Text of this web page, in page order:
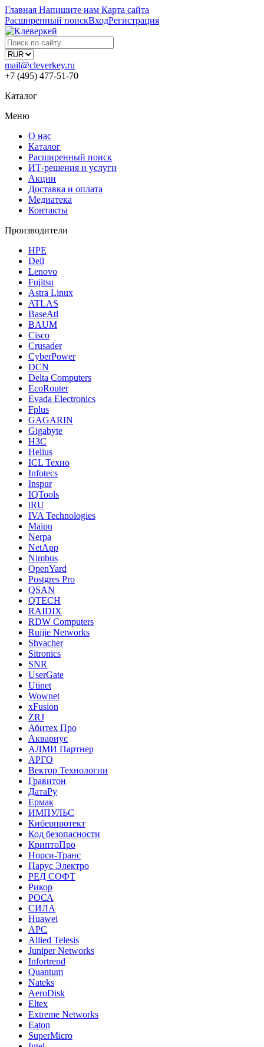
Главная Напишите нам Карта сайта
Расширенный поискВходРегистрация
mail@cleverkey.ru
+7 (495) 477-51-70
Каталог
Меню
О нас
Каталог
Расширенный поиск
ИТ-решения и услуги
Акции
Доставка и оплата
Медиатека
Контакты
Производители
HPE
Dell
Lenovo
Fujitsu
Astra Linux
ATLAS
BaseAtl
BAUM
Cisco
Crusader
CyberPower
DCN
Delta Computers
EcoRouter
Evada Electronics
Fplus
GAGARIN
Gigabyte
H3C
Helius
ICL Техно
Infotecs
Inspur
IQTools
iRU
IVA Technologies
Maipu
Nerpa
NetApp
Nimbus
OpenYard
Postgres Pro
QSAN
QTECH
RAIDIX
RDW Computers
Ruijie Networks
Shvacher
Sitronics
SNR
UserGate
Utinet
Wownet
xFusion
ZRJ
Абитех Про
Аквариус
АЛМИ Партнер
АРГО
Вектор Технологии
Гравитон
ДатаРу
Ермак
ИМПУЛЬС
Киберпротект
Код безопасности
КриптоПро
Норси-Транс
Парус Электро
РЕД СОФТ
Рикор
РОСА
СИЛА
Huawei
APC
Allied Telesis
Juniper Networks
Infortrend
Quantum
Nateks
AeroDisk
Eltex
Extreme Networks
Eaton
SuperMicro